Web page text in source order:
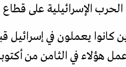
الإسرائيلية على
يعملون في إسرائيل قبل
في الثامن من